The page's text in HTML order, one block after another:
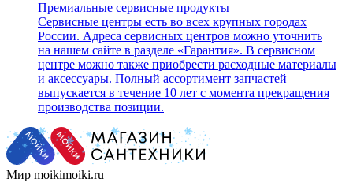
Премиальные сервисные продукты
Сервисные центры есть во всех крупных городах
России. Адреса сервисных центров можно уточнить
на нашем сайте в разделе «Гарантия». В сервисном
центре можно также приобрести расходные материалы
и аксессуары. Полный ассортимент запчастей
выпускается в течение 10 лет с момента прекращения
производства позиции.
Мир moikimoiki.ru